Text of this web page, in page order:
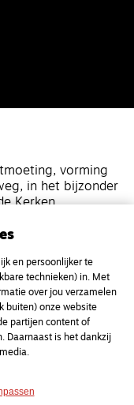
vorming
in het bijzonder
Kerken.
en persoonlijker te
technieken) in. Met
over jou verzamelen
buiten) onze website
partijen content of
Daarnaast is het dankzij